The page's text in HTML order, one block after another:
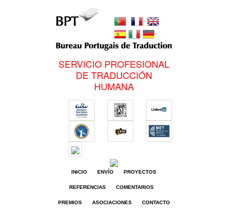
SERVICIO PROFESIONAL
DE TRADUCCIÓN
HUMANA
INICIO ENVÍO PROYECTOS
REFERENCIAS COMENTARIOS
PREMIOS ASOCIACIONES CONTACTO